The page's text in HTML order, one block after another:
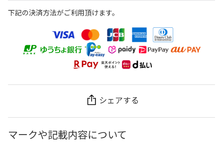
下記の決済方法がご利用頂けます。
シェアする
マークや記載内容について